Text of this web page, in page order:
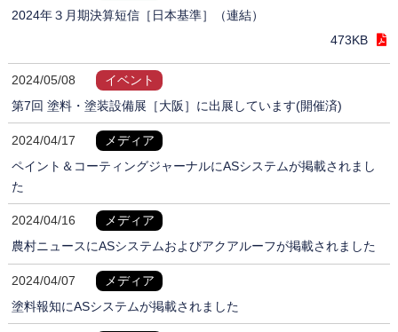
2024年３月期決算短信［日本基準］（連結）
473KB
2024/05/08
イベント
第7回 塗料・塗装設備展［大阪］に出展しています(開催済)
2024/04/17
メディア
ペイント＆コーティングジャーナルにASシステムが掲載されまし
た
2024/04/16
メディア
農村ニュースにASシステムおよびアクアルーフが掲載されました
2024/04/07
メディア
塗料報知にASシステムが掲載されました